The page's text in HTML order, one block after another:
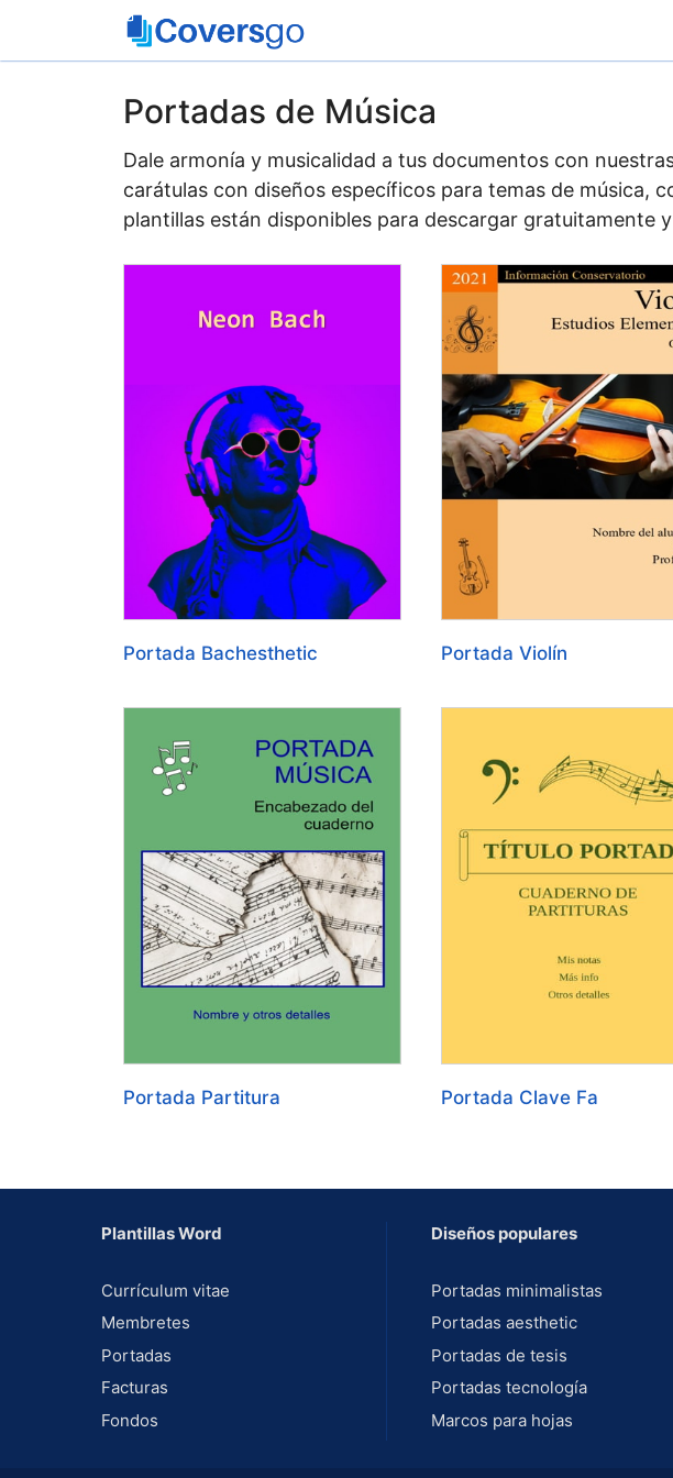
Portadas de Música
Dale armonía y musicalidad a tus documentos con
carátulas con diseños específicos para temas de música,
plantillas están disponibles para descargar
Portada Bachesthetic Portada Violín
Portada Partitura Portada Clave Fa
Plantillas Word
Currículum vitae
Membretes
Portadas
Facturas
Fondos
Diseños populares
Portadas minimalistas
Portadas aesthetic
Portadas de tesis
Portadas tecnología
Marcos para hojas